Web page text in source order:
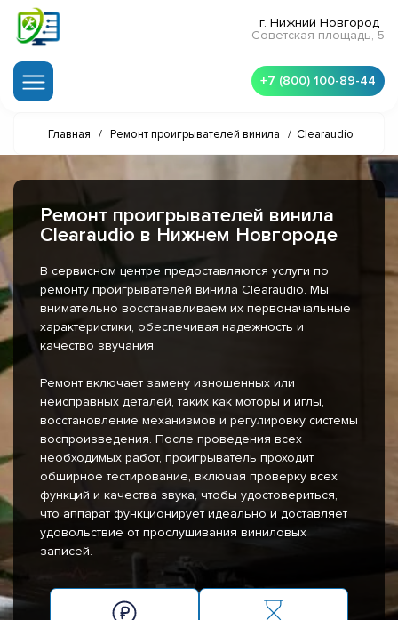
г. Нижний Новгород
Советская площадь, 5
+7 (800) 100-89-44
Главная / Ремонт проигрывателей винила / Clearaudio
Ремонт проигрывателей винила
Clearaudio в Нижнем Новгороде
В сервисном центре предоставляются услуги по
ремонту проигрывателей винила Clearaudio. Мы
внимательно восстанавливаем их первоначальные
характеристики, обеспечивая надежность и
качество звучания.
Ремонт включает замену изношенных или
неисправных деталей, таких как моторы и иглы,
восстановление механизмов и регулировку системы
воспроизведения. После проведения всех
необходимых работ, проигрыватель проходит
обширное тестирование, включая проверку всех
функций и качества звука, чтобы удостовериться,
что аппарат функционирует идеально и доставляет
удовольствие от прослушивания виниловых
записей.